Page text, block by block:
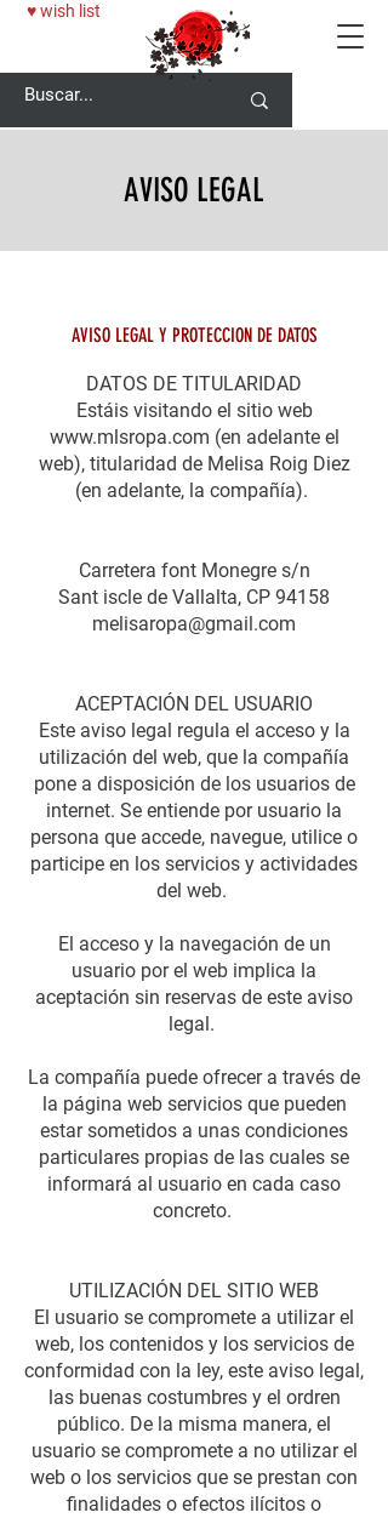
♥ wish list
AVISO LEGAL
AVISO LEGAL Y PROTECCION DE DATOS
DATOS DE TITULARIDAD
Estáis visitando el sitio web
www.mlsropa.com (en adelante el
web), titularidad de Melisa Roig Diez
(en adelante, la compañía).
Carretera font Monegre s/n
Sant iscle de Vallalta, CP 94158
melisaropa@gmail.com
ACEPTACIÓN DEL USUARIO
Este aviso legal regula el acceso y la
utilización del web, que la compañía
pone a disposición de los usuarios de
internet. Se entiende por usuario la
persona que accede, navegue, utilice o
participe en los servicios y actividades
del web.
El acceso y la navegación de un
usuario por el web implica la
aceptación sin reservas de este aviso
legal.
La compañía puede ofrecer a través de
la página web servicios que pueden
estar sometidos a unas condiciones
particulares propias de las cuales se
informará al usuario en cada caso
concreto.
UTILIZACIÓN DEL SITIO WEB
El usuario se compromete a utilizar el
web, los contenidos y los servicios de
conformidad con la ley, este aviso legal,
las buenas costumbres y el ordren
público. De la misma manera, el
usuario se compromete a no utilizar el
web o los servicios que se prestan con
finalidades o efectos ilícitos o